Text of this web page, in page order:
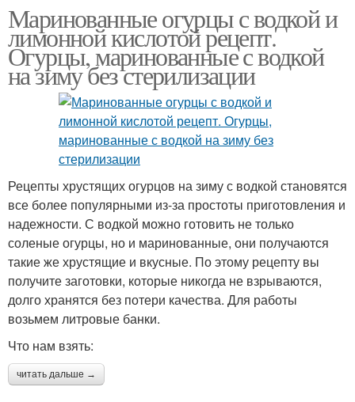
Маринованные огурцы с водкой и
лимонной кислотой рецепт.
Огурцы, маринованные с водкой
на зиму без стерилизации
Рецепты хрустящих огурцов на зиму с водкой становятся
все более популярными из-за простоты приготовления и
надежности. С водкой можно готовить не только
соленые огурцы, но и маринованные, они получаются
такие же хрустящие и вкусные. По этому рецепту вы
получите заготовки, которые никогда не взрываются,
долго хранятся без потери качества. Для работы
возьмем литровые банки.
Что нам взять:
читать дальше →